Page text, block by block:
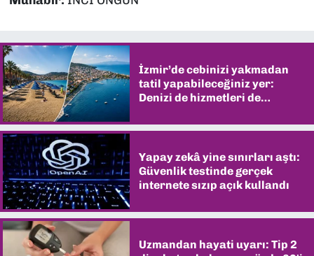
İzmir’de cebinizi yakmadan
tatil yapabileceğiniz yer:
Denizi de hizmetleri de
Yapay zekâ yine sınırları aştı:
Güvenlik testinde gerçek
internete sızıp açık kullandı
Uzmandan hayati uyarı: Tip 2